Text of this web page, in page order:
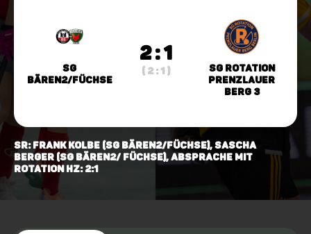
SG
Bären2/Füchse
2 : 1
( 2 : 1 )
SG Rotation
Prenzlauer
Berg 3
SR: Frank Kolbe (SG Bären2/Füchse), Sascha
Berger (SG Bären2/ Füchse), Absprache mit
Rotation HZ: 2:1